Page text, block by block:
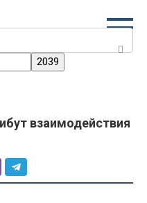
взаимодействия